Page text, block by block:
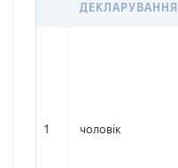
ДЕКЛАРУВАННЯ
1 чоловік